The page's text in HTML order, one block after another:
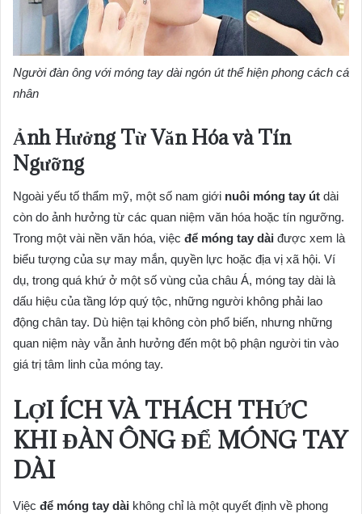
Người đàn ông với móng tay dài ngón út thể hiện phong cách cá
nhân
Ảnh Hưởng Từ Văn Hóa và Tín
Ngưỡng
Ngoài yếu tố thẩm mỹ, một số nam giới nuôi móng tay út dài
còn do ảnh hưởng từ các quan niệm văn hóa hoặc tín ngưỡng.
Trong một vài nền văn hóa, việc để móng tay dài được xem là
biểu tượng của sự may mắn, quyền lực hoặc địa vị xã hội. Ví
dụ, trong quá khứ ở một số vùng của châu Á, móng tay dài là
dấu hiệu của tầng lớp quý tộc, những người không phải lao
động chân tay. Dù hiện tại không còn phổ biến, nhưng những
quan niệm này vẫn ảnh hưởng đến một bộ phận người tin vào
giá trị tâm linh của móng tay.
LỢI ÍCH VÀ THÁCH THỨC
KHIĐÀN ÔNG ĐỂ MÓNG TAY
DÀI
Việc để móng tay dài không chỉ là một quyết định về phong